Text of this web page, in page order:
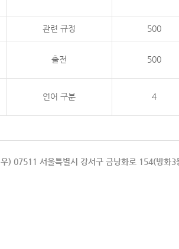
관련 규정 500
출전 500
언어 구분 4
우) 07511 서울특별시 강서구 금낭화로 154(방화3